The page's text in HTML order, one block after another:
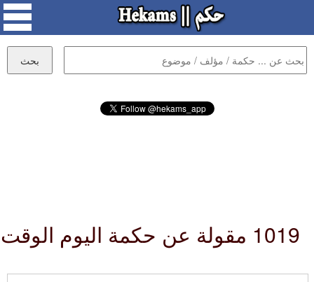
1019 مقولة عن حكمة اليوم الوقت :